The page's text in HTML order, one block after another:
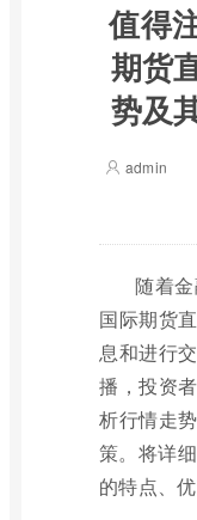
值得
期货
势及
admin
随着
国际期货
息和进行
播，投资
析行情走
策。将详
的特点、